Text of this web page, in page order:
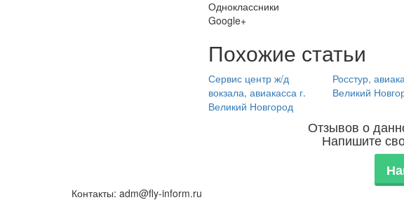
Одноклассники
Google+
Похожие статьи
Сервис центр ж/д
вокзала, авиакасса г.
Великий Новгород
Росстур,
Великий
Отзывов о
Напишите
Контакты: adm@fly-inform.ru